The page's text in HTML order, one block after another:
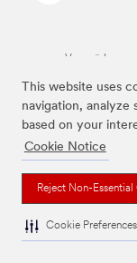
This website uses
navigation, analyze
based on your
Cookie Notice
Reject Non-
Cookie Preferences
Varumärken